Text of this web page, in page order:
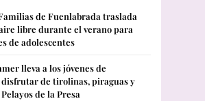
de Fuenlabrada traslada
libre durante el verano para
de adolescentes
lleva a los jóvenes de
disfrutar de tirolinas, piraguas y
de la Presa